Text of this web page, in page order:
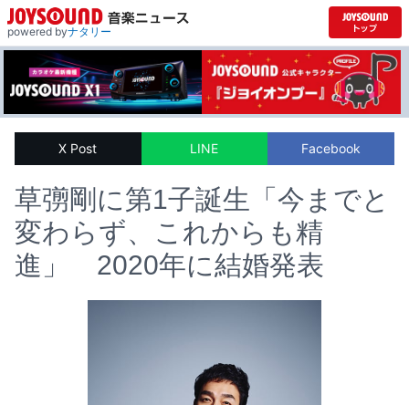
powered byナタリー
X Post LINE Facebook
草彅剛に第1子誕生「今までと
変わらず、これからも精
進」 2020年に結婚発表